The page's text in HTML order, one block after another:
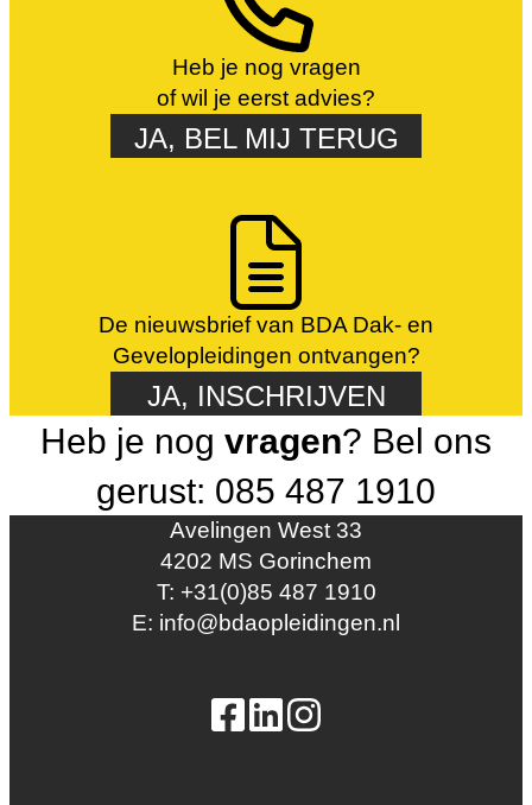
Heb je nog vragen
of wil je eerst advies?
JA, BEL MIJ TERUG
De nieuwsbrief van BDA Dak- en
Gevelopleidingen ontvangen?
JA, INSCHRIJVEN
Heb je nog vragen? Bel ons
gerust: 085 487 1910
Avelingen West 33
4202 MS Gorinchem
T: +31(0)85 487 1910
E: info@bdaopleidingen.nl